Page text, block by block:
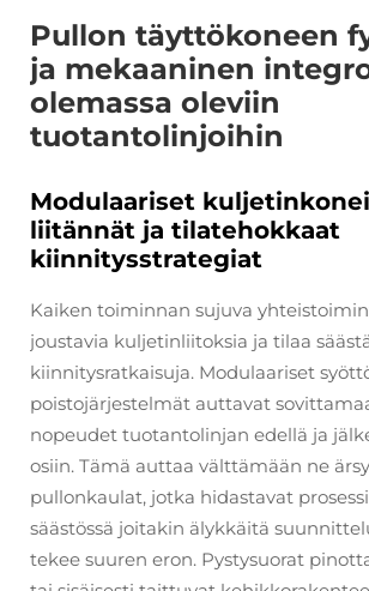
Pullon täyttökoneen
ja mekaaninen
olemassa oleviin
tuotantolinjoihin
Modulaariset
liitännät ja tilatehokkaat
kiinnitysstrategiat
Kaiken toiminnan sujuva
joustavia kuljetinliitoksia ja tilaa
kiinnitysratkaisuja. Modulaariset
poistojärjestelmät auttavat
nopeudet tuotantolinjan edellä ja
osiin. Tämä auttaa välttämään ne
pullonkaulat, jotka hidastavat
säästössä joitakin älykkäitä
tekee suuren eron. Pystysuorat